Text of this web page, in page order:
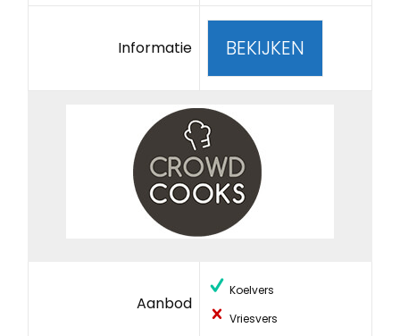
Informatie BEKIJKEN
Aanbod
Koelvers
Vriesvers